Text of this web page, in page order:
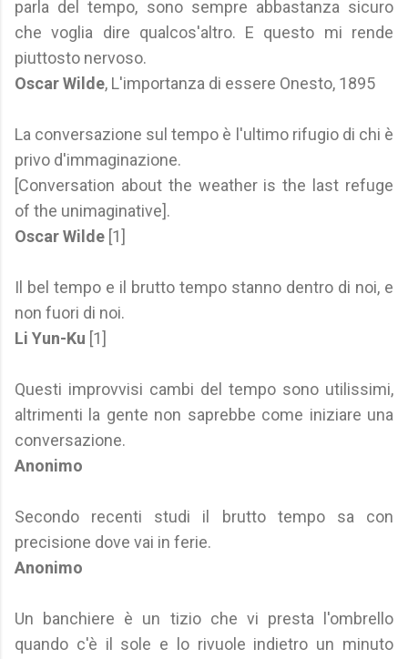
parla del tempo, sono sempre abbastanza sicuro
che voglia dire qualcos'altro. E questo mi rende
piuttosto nervoso.
Oscar Wilde, L'importanza di essere Onesto, 1895
La conversazione sul tempo è l'ultimo rifugio di chi è
privo d'immaginazione.
[Conversation about the weather is the last refuge
of the unimaginative].
Oscar Wilde [1]
Il bel tempo e il brutto tempo stanno dentro di noi, e
non fuori di noi.
Li Yun-Ku [1]
Questi improvvisi cambi del tempo sono utilissimi,
altrimenti la gente non saprebbe come iniziare una
conversazione.
Anonimo
Secondo recenti studi il brutto tempo sa con
precisione dove vai in ferie.
Anonimo
Un banchiere è un tizio che vi presta l'ombrello
quando c'è il sole e lo rivuole indietro un minuto